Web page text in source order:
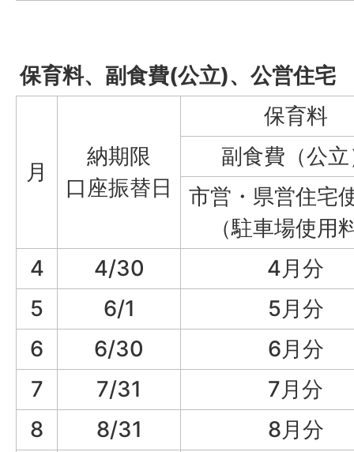
保育料、副食費(公立)、公営住宅
月
納期限
口座振替日
保育料
副食費（公立
市営・県営住宅
（駐車場使用
4
4/30
4月分
5
6/1
5月分
6
6/30
6月分
7
7/31
7月分
8
8/31
8月分